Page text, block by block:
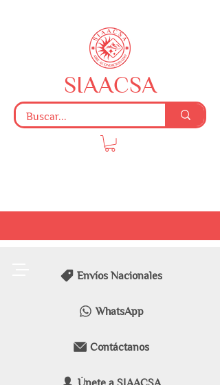
Envíos Nacionales
WhatsApp
Contáctanos
Únete a SIAACSA
SIAACSA